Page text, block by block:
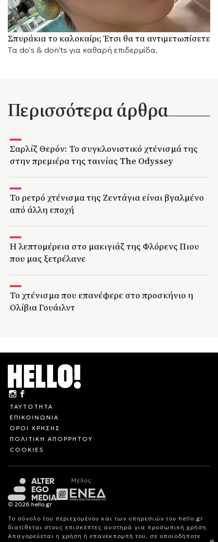
Σπυράκια το καλοκαίρι; Έτσι θα τα αντιμετωπίσετε
Τα do's & don'ts για καθαρή επιδερμίδα.
Περισσότερα άρθρα
Σαρλίζ Θερόν: Το συγκλονιστικό χτένισμά της
στην πρεμιέρα της ταινίας The Odyssey
Το ρετρό χτένισμα της Ζεντάγια είναι βγαλμένο
από άλλη εποχή
Η λεπτομέρεια στο μακιγιάζ της Φλόρενς Πιου
που μας ξετρέλανε
Το χτένισμα που επανέφερε στο προσκήνιο η
Ολίβια Γουάιλντ
ΤΑΥΤΟΤΗΤΑ
ΕΠΙΚΟΙΝΩΝΙΑ
ΟΡΟΙ ΧΡΗΣΗΣ
ΠΟΛΙΤΙΚΗ ΑΠΟΡΡΗΤΟΥ
COOKIES
© 2026 hello.gr
Το σύνολο του περιεχομένου και των υπηρεσιών του hello.gr
διατίθεται στους επισκέπτες αυστηρά για προσωπική χρήση.
Απαγορεύεται η χρήση ή επανεκπομπή του, σε οποιοδήποτε